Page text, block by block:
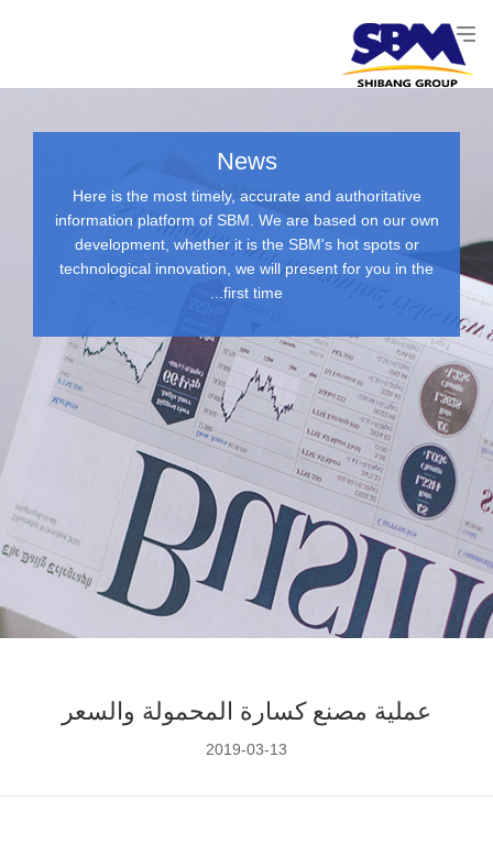
News
Here is the most timely, accurate and authoritative
information platform of SBM. We are based on our own
development, whether it is the SBM's hot spots or
technological innovation, we will present for you in the
first time...
عملية مصنع كسارة المحمولة والسعر
2019-03-13